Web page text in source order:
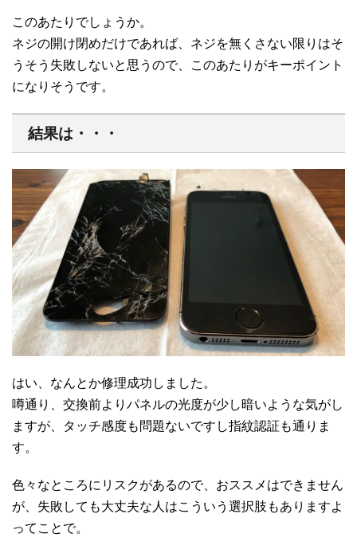
このあたりでしょうか。
ネジの開け閉めだけであれば、ネジを無くさない限りはそ
うそう失敗しないと思うので、このあたりがキーポイント
になりそうです。
結果は・・・
はい、なんとか修理成功しました。
噂通り、交換前よりパネルの光度が少し暗いような気がし
ますが、タッチ感度も問題ないですし指紋認証も通りま
す。
色々なところにリスクがあるので、おススメはできません
が、失敗しても大丈夫な人はこういう選択肢もありますよ
ってことで。